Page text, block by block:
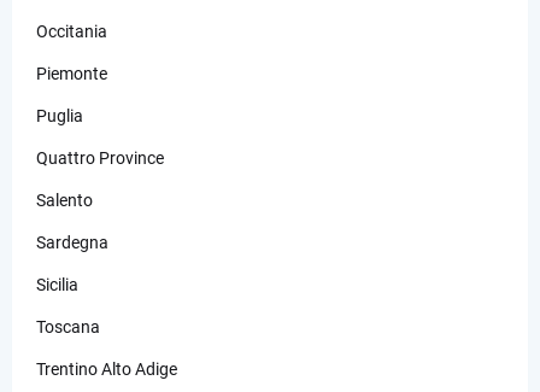
Occitania
Piemonte
Puglia
Quattro Province
Salento
Sardegna
Sicilia
Toscana
Trentino Alto Adige